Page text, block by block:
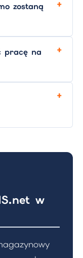
zostaną
pracę na
w